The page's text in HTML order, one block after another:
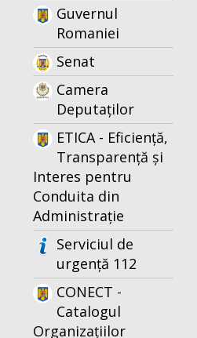
Guvernul
Romaniei
Senat
Camera
Deputaților
ETICA - Eficiență,
Transparență și
Interes pentru
Conduita din
Administrație
Serviciul de
urgență 112
CONECT -
Catalogul
Organizațiilor